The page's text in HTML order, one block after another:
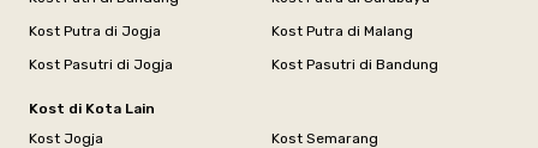
Kost Putra di Jogja
Kost Putra di Malang
Kost Pasutri di Jogja
Kost Pasutri di Bandung
Kost di Kota Lain
Kost Jogja
Kost Semarang